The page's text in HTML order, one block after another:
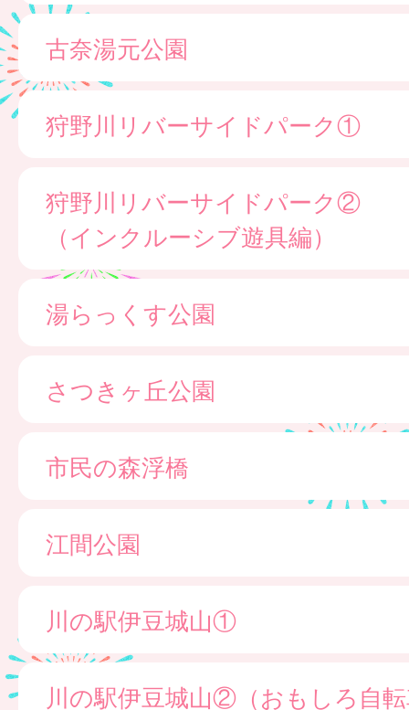
古奈湯元公園
狩野川リバーサイドパーク①
狩野川リバーサイドパーク②
（インクルーシブ遊具編）
湯らっくす公園
さつきヶ丘公園
市民の森浮橋
江間公園
川の駅伊豆城山①
川の駅伊豆城山②（おもしろ自